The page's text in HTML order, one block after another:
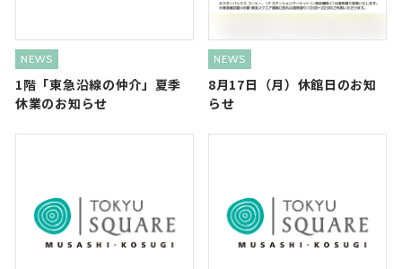
NEWS
1階「東急沿線の仲介」夏季
休業のお知らせ
NEWS
8月17日（月）休館日のお知
らせ